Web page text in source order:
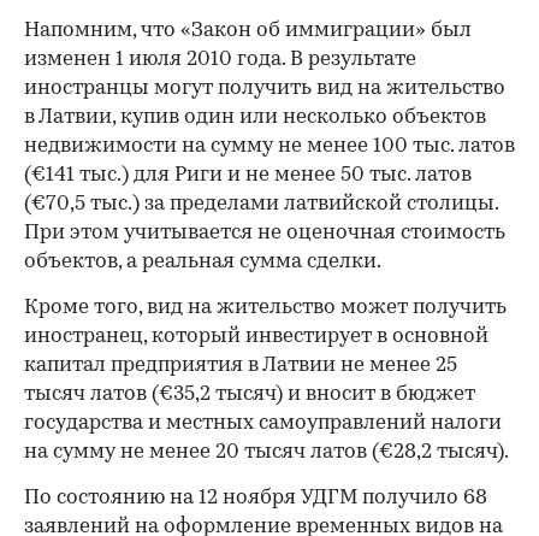
Напомним, что «Закон об иммиграции» был
изменен 1 июля 2010 года. В результате
иностранцы могут получить вид на жительство
в Латвии, купив один или несколько объектов
недвижимости на сумму не менее 100 тыс. латов
(€141 тыс.) для Риги и не менее 50 тыс. латов
(€70,5 тыс.) за пределами латвийской столицы.
При этом учитывается не оценочная стоимость
объектов, а реальная сумма сделки.
Кроме того, вид на жительство может получить
иностранец, который инвестирует в основной
капитал предприятия в Латвии не менее 25
тысяч латов (€35,2 тысяч) и вносит в бюджет
государства и местных самоуправлений налоги
на сумму не менее 20 тысяч латов (€28,2 тысяч).
По состоянию на 12 ноября УДГМ получило 68
заявлений на оформление временных видов на